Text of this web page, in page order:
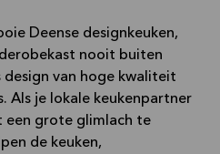
Deense designkeuken,
nooit buiten
design van hoge kwaliteit
Als je lokale keukenpartner
een grote glimlach te
de keuken,